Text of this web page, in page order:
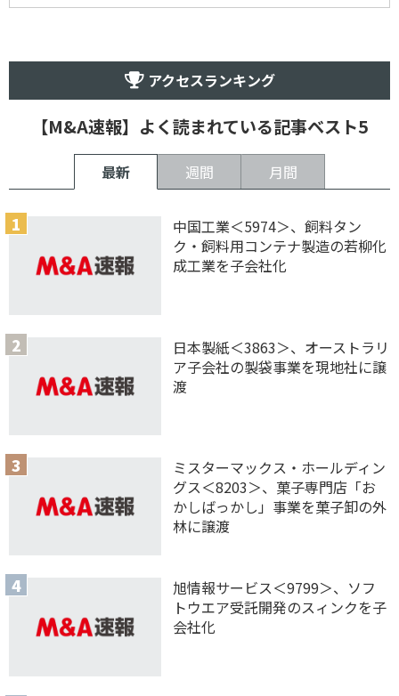
アクセスランキング
【M&A速報】よく読まれている記事ベスト5
最新 週間 月間
中国工業＜5974＞、飼料タン
ク・飼料用コンテナ製造の若柳化
成工業を子会社化
日本製紙＜3863＞、オーストラリ
ア子会社の製袋事業を現地社に譲
渡
ミスターマックス・ホールディン
グス＜8203＞、菓子専門店「お
かしばっかし」事業を菓子卸の外
林に譲渡
旭情報サービス＜9799＞、ソフ
トウエア受託開発のスィンクを子
会社化